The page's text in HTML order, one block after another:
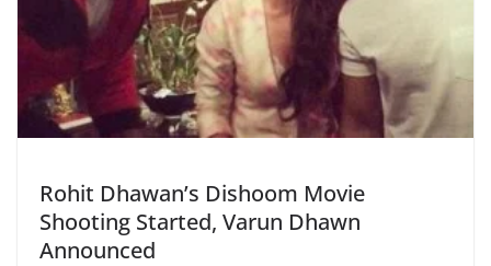
Rohit Dhawan’s Dishoom Movie
Shooting Started, Varun Dhawn
Announced